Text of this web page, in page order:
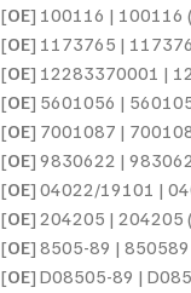
[OE] 100116 | 100116 (
[OE] 1173765 |
[OE] 12283370001 |
[OE] 5601056 |
[OE] 7001087 |
[OE] 9830622 |
[OE] 04022/19101 |
[OE] 204205 | 204205 (
[OE] 8505-89 | 850589
[OE] D08505-89 |